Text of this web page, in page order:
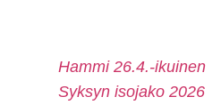
Hammi 26.4.-ikuinen
Syksyn isojako 2026